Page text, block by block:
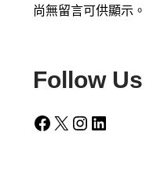
尚無留言可供顯示。
Follow Us
Facebook X Instagram LinkedIn